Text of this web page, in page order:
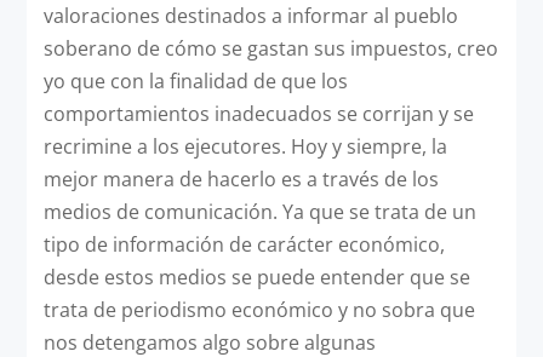
valoraciones destinados a informar al pueblo
soberano de cómo se gastan sus impuestos, creo
yo que con la finalidad de que los
comportamientos inadecuados se corrijan y se
recrimine a los ejecutores. Hoy y siempre, la
mejor manera de hacerlo es a través de los
medios de comunicación. Ya que se trata de un
tipo de información de carácter económico,
desde estos medios se puede entender que se
trata de periodismo económico y no sobra que
nos detengamos algo sobre algunas